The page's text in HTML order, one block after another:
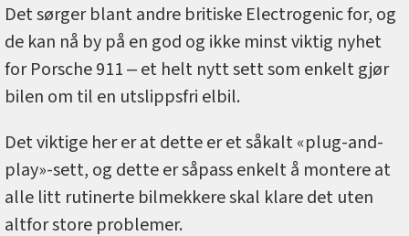
Det sørger blant andre britiske Electrogenic for, og
de kan nå by på en god og ikke minst viktig nyhet
for Porsche 911 ‒ et helt nytt sett som enkelt gjør
bilen om til en utslippsfri elbil.
Det viktige her er at dette er et såkalt «plug-and-
play»-sett, og dette er såpass enkelt å montere at
alle litt rutinerte bilmekkere skal klare det uten
altfor store problemer.